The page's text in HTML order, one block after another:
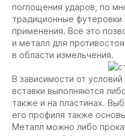
поглощения ударов, по
традиционные футеровки
применения. Все это
и металл для
в области измельчения.
В зависимости от
вставки выполняются
также и на пластинах.
его профиля также
Металл можно либо